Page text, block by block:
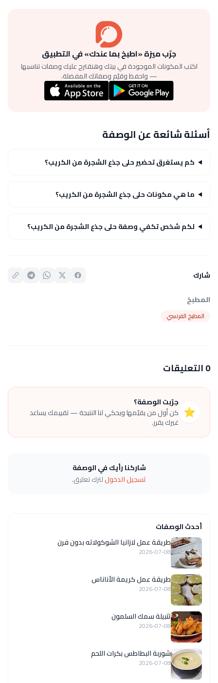
جرّب ميزة «اطبخ بما عندك» في التطبيق
اكتب المكونات الموجودة في بيتك وهنقترح عليك وصفات تناسبها
— واحفظ وقيّم وصفاتك المفضلة.
أسئلة شائعة عن الوصفة
كم يستغرق تحضير حلى جذع الشجرة من الكريب؟
ما هي مكونات حلى جذع الشجرة من الكريب؟
لكم شخص تكفي وصفة حلى جذع الشجرة من الكريب؟
شارك
المطبخ
المطبخ الفرنسي
0 التعليقات
⭐
جرّبت الوصفة؟
كن أول من يقيّمها ويحكي لنا النتيجة — تقييمك يساعد
غيرك يقرر.
شاركنا رأيك في الوصفة
تسجيل الدخوللترك تعليق.
أحدث الوصفات
طريقة عمل لازانيا الشوكولاته بدون فرن
2026-07-08
طريقة عمل كريمة الأناناس
2026-07-08
تتبيلة سمك السلمون
2026-07-08
شوربة البطاطس بكرات اللحم
2026-07-08